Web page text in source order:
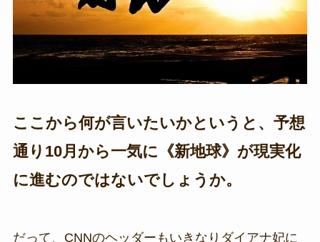
ここから何が言いたいかというと、予想
通り10月から一気に《新地球》が現実化
に進むのではないでしょうか。
だって、CNNのヘッダーもいきなりダイアナ妃に